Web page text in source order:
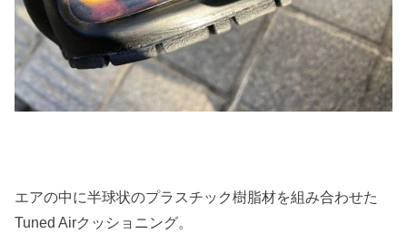
エアの中に半球状のプラスチック樹脂材を組み合わせた
Tuned Airクッショニング。